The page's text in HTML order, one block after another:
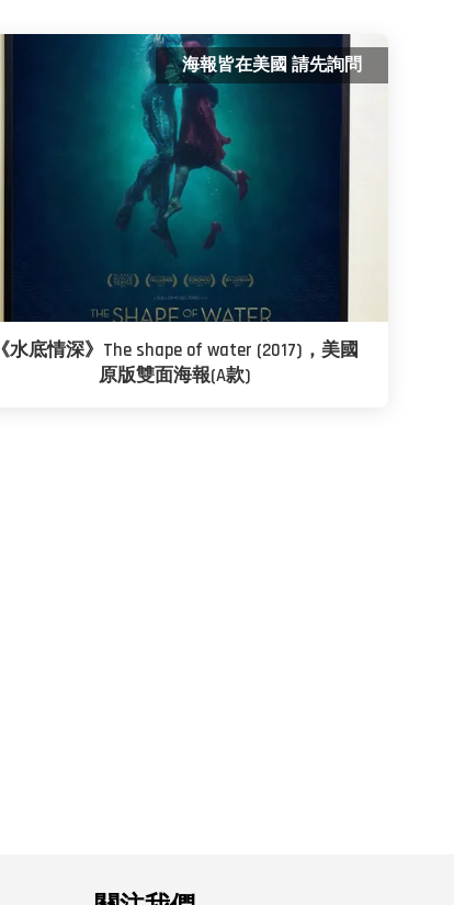
海報皆在美國 請先詢問
《水底情深》The shape of water (2017)，美國
原版雙面海報(A款)